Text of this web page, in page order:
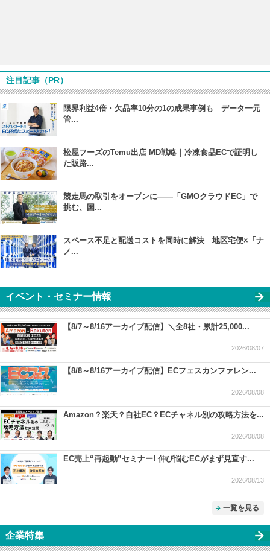
注目記事（PR）
限界利益4倍・欠品率10分の1の成果事例も データ一元
管...
松屋フーズのTemu出店 MD戦略｜冷凍食品ECで証明し
た販路...
競走馬の取引をオープンに――「GMOクラウドEC」で
挑む、国...
スペース不足と配送コストを同時に解決 地区宅便×「ナ
ノ...
イベント・セミナー情報
【8/7～8/16アーカイブ配信】＼全8社・累計25,000...
2026/08/07
【8/8～8/16アーカイブ配信】ECフェスカンファレン...
2026/08/08
Amazon？楽天？自社EC？ECチャネル別の攻略方法を...
2026/08/08
EC売上“再起動”セミナー! 伸び悩むECがまず見直す...
2026/08/13
一覧を見る
企業特集